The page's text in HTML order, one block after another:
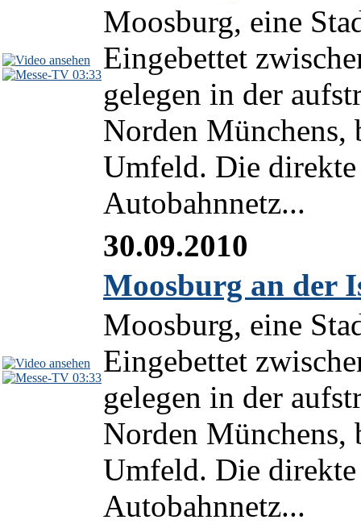
03:33
Moosburg, eine
Eingebettet
gelegen in der
Norden Münchens,
Umfeld. Die
Autobahnnetz...
03:33
30.09.2010
Moosburg an der
Moosburg, eine
Eingebettet
gelegen in der
Norden Münchens,
Umfeld. Die
Autobahnnetz...